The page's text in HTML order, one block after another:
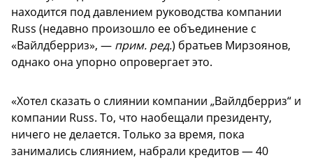
находится под давлением руководства компании
Russ (недавно произошло ее объединение с
«Вайлдберриз», — прим. ред.) братьев Мирзоянов,
однако она упорно опровергает это.
«Хотел сказать о слиянии компании „Вайлдберриз“ и
компании Russ. То, что наобещали президенту,
ничего не делается. Только за время, пока
занимались слиянием, набрали кредитов — 40